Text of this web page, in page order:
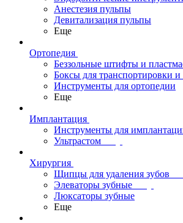
Анестезия пульпы
Девитализация пульпы
Еще
Ортопедия
Беззольные штифты и
Боксы для транспортировки и
Инструменты для ортопедии
Еще
Имплантация
Инструменты для
Ультрастом
Хирургия
Щипцы для удаления зубов
Элеваторы зубные
Люксаторы зубные
Еще